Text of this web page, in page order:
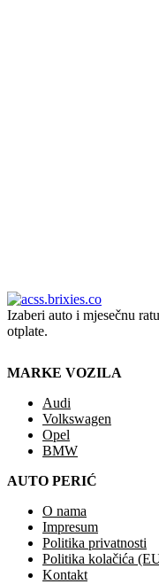
Izaberi auto i mjesečnu
otplate.
MARKE VOZILA
Audi
Volkswagen
Opel
BMW
AUTO PERIĆ
O nama
Impresum
Politika privatnosti
Politika kolačića
Kontakt